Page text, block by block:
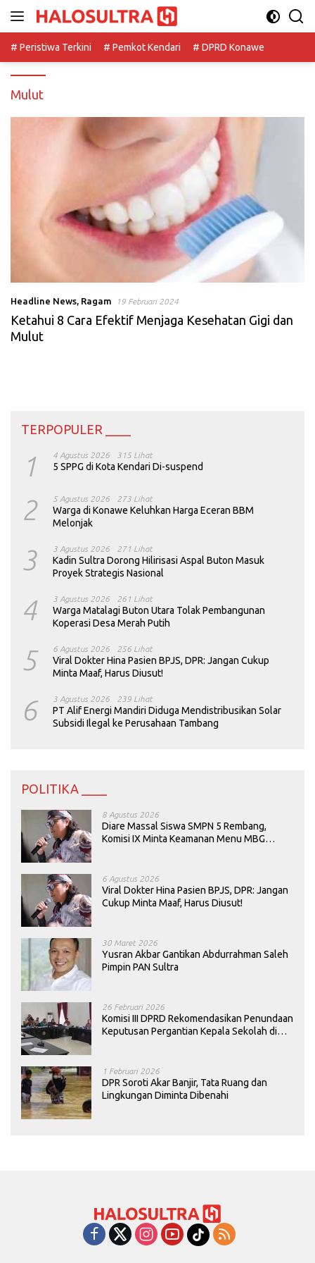
# Peristiwa Terkini
# Pemkot Kendari # DPRD Konawe
Mulut
Headline News, Ragam 19 Februari 2024
Ketahui 8 Cara Efektif Menjaga Kesehatan Gigi dan
Mulut
TERPOPULER ____
1 4 Agustus 2026 315 Lihat
5 SPPG di Kota Kendari Di-suspend
2 5 Agustus 2026 273 Lihat
Warga di Konawe Keluhkan Harga Eceran BBM
Melonjak
3 3 Agustus 2026 271 Lihat
Kadin Sultra Dorong Hilirisasi Aspal Buton Masuk
Proyek Strategis Nasional
4 3 Agustus 2026 261 Lihat
Warga Matalagi Buton Utara Tolak Pembangunan
Koperasi Desa Merah Putih
5 6 Agustus 2026 256 Lihat
Viral Dokter Hina Pasien BPJS, DPR: Jangan Cukup
Minta Maaf, Harus Diusut!
6 3 Agustus 2026 239 Lihat
PT Alif Energi Mandiri Diduga Mendistribusikan Solar
Subsidi Ilegal ke Perusahaan Tambang
POLITIKA ____
8 Agustus 2026
Diare Massal Siswa SMPN 5 Rembang,
Komisi IX Minta Keamanan Menu MBG
6 Agustus 2026
Viral Dokter Hina Pasien BPJS, DPR: Jangan
Cukup Minta Maaf, Harus Diusut!
30 Maret 2026
Yusran Akbar Gantikan Abdurrahman Saleh
Pimpin PAN Sultra
26 Februari 2026
Komisi III DPRD Rekomendasikan Penundaan
Keputusan Pergantian Kepala Sekolah di
1 Februari 2026
DPR Soroti Akar Banjir, Tata Ruang dan
Lingkungan Diminta Dibenahi